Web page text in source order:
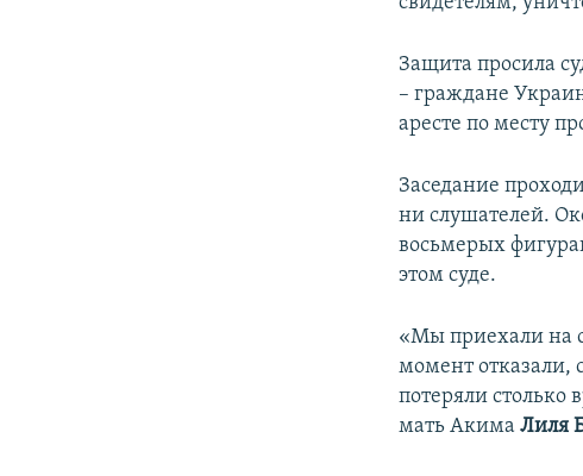
Защита просила
– граждане
аресте по месту
Заседание
ни слушателей.
восьмерых
этом суде.
«Мы приехали на
момент отказали,
потеряли столько
мать АкимаЛиля